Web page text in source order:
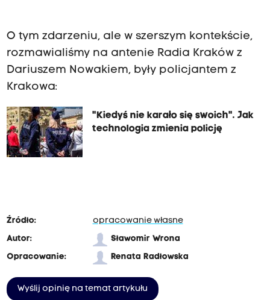
O tym zdarzeniu, ale w szerszym kontekście,
rozmawialiśmy na antenie Radia Kraków z
Dariuszem Nowakiem, były policjantem z
Krakowa:
"Kiedyś nie karało się swoich". Jak
technologia zmienia policję
Źródło:
opracowanie własne
Autor:
Sławomir Wrona
Opracowanie:
Renata Radłowska
Wyślij opinię na temat artykułu